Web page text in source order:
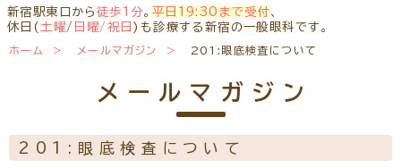
新宿駅東口から 徒歩1分。 平日19:30まで受付、
休日( 土曜/ 日曜/祝日 )も診療する新宿の一般眼科です。
院内の様子 検査・治療・手術機器
診療のご案内
当院へお越しになる方へのお
診察の流れ
アクセス
主な眼科疾患
糖尿病性網膜症 緑内障 網膜硝子体疾患
花粉症
白内障
診療
角膜疾患専門治療ページ
花粉症総合ページ
抗VEGF抗体療法
ボツリヌス療法
学校近視のご案内
日帰り白内障手術
手術担当医のご紹介
由
ドライアイ専門治療を予約
黄斑専門治療を予約
緑内障専門治療を予約
ぶどう膜専門治療を予約
予約をキャンセルする
ホーム メールマガジン 201:眼底検査について
メールマガジン
201:眼底検査について